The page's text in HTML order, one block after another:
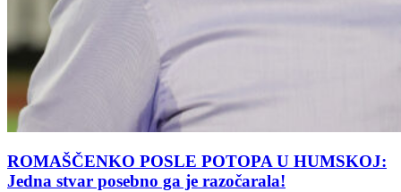
ROMAŠČENKO POSLE POTOPA U HUMSKOJ:
Jedna stvar posebno ga je razočarala!